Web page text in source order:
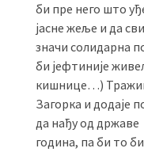
би пре него што
јасне жеље и да
значи солидарна
би јефтиније
кишнице…)
Загорка и додаје
да нађу од државе
година, па би то